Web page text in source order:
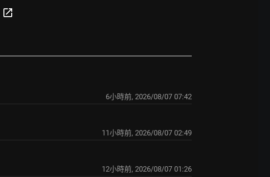
open_in_new
6小時前, 2026/08/07 07:42
11小時前, 2026/08/07 02:49
12小時前, 2026/08/07 01:26